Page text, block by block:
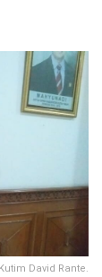
David Rante.